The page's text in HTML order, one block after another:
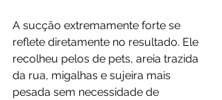
A sucção extremamente forte se
reflete diretamente no resultado. Ele
recolheu pelos de pets, areia trazida
da rua, migalhas e sujeira mais
pesada sem necessidade de